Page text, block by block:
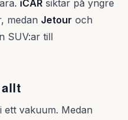
iCAR siktar på yngre
medan Jetour och
SUV:ar till
ett vakuum. Medan